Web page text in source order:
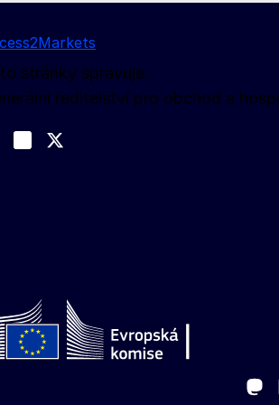
stránky spravuje:
ředitelství pro obchod a
us on LinkedIn
Trade-Off podcast